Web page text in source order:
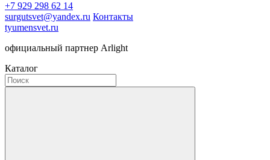
+7 929 298 62 14
surgutsvet@yandex.ru Контакты
tyumensvet.ru
официальный партнер Arlight
Каталог